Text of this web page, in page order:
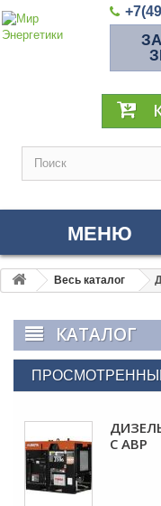
МЕНЮ
Весь каталог
КАТАЛОГ
С АВР